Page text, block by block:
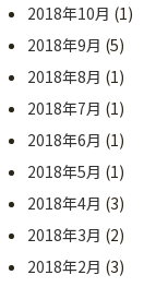
2018年10月 (1)
2018年9月 (5)
2018年8月 (1)
2018年7月 (1)
2018年6月 (1)
2018年5月 (1)
2018年4月 (3)
2018年3月 (2)
2018年2月 (3)